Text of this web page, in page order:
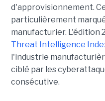
d'approvisionnement.
particulièrement
manufacturier. L'édition
Threat Intelligence
l'industrie
ciblé par les
consécutive.